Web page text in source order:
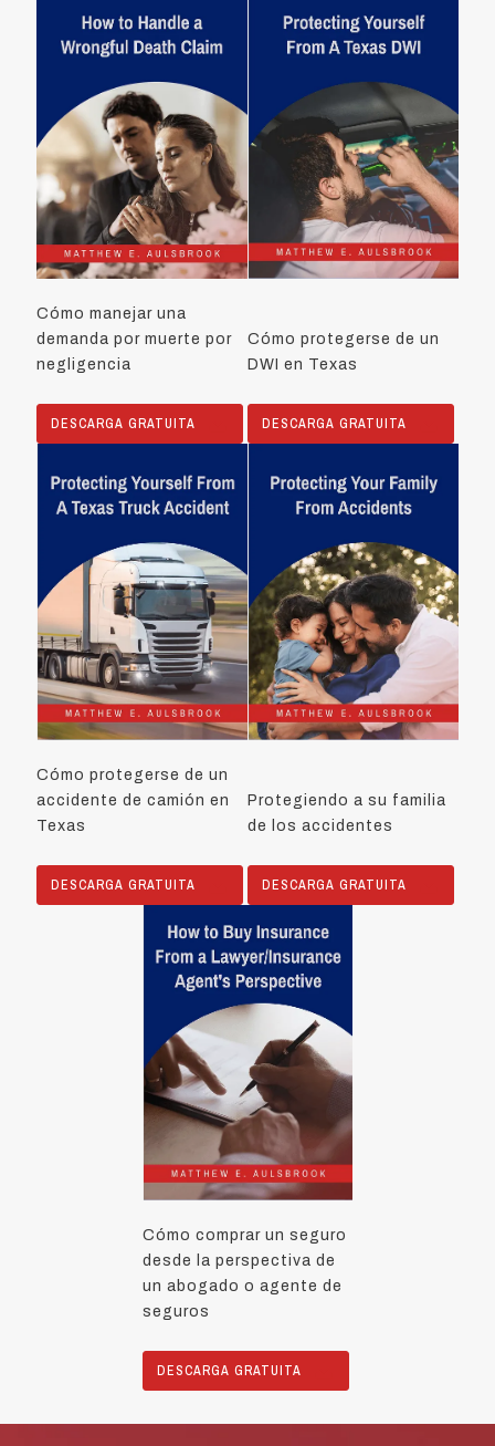
Cómo manejar una
demanda por muerte por
negligencia
DESCARGA GRATUITA
Cómo protegerse de un
DWI en Texas
DESCARGA GRATUITA
Cómo protegerse de un
accidente de camión en
Texas
DESCARGA GRATUITA
Protegiendo a su familia
de los accidentes
DESCARGA GRATUITA
Cómo comprar un seguro
desde la perspectiva de
un abogado o agente de
seguros
DESCARGA GRATUITA